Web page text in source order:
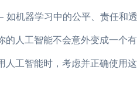
如机器学习中的公平、责任和
的人工智能不会意外变成一个有
人工智能时，考虑并正确使用这